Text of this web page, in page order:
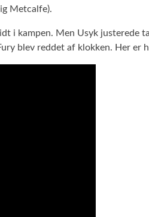
Metcalfe).
i kampen. Men Usyk justerede
blev reddet af klokken. Her er